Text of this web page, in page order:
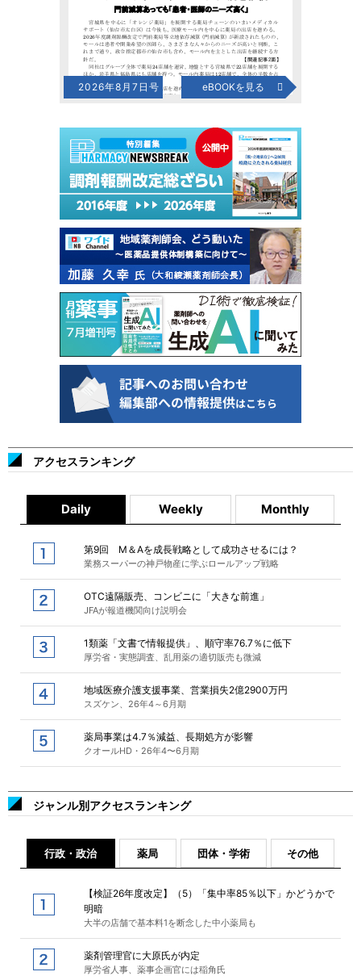
2026年8月7日号 eBOOKを見る
アクセスランキング
Daily Weekly Monthly
第9回 M＆Aを成長戦略として成功させるには？
業務スーパーの神戸物産に学ぶロールアップ戦略
OTC遠隔販売、コンビニに「大きな前進」
JFAが報道機関向け説明会
1類薬「文書で情報提供」、順守率76.7％に低下
厚労省・実態調査、乱用薬の適切販売も微減
地域医療介護支援事業、営業損失2億2900万円
スズケン、26年4～6月期
薬局事業は4.7％減益、長期処方が影響
クオールHD・26年4〜6月期
ジャンル別アクセスランキング
行政・政治 薬局 団体・学術 その他
【検証26年度改定】（5）「集中率85％以下」かどうかで
明暗
大半の店舗で基本料1を断念した中小薬局も
薬剤管理官に大原氏が内定
厚労省人事、薬事企画官には稲角氏